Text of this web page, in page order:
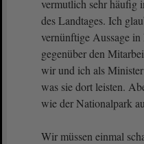
vermutlich sehr häufig
des Landtages. Ich
vernünftige Aussage
gegenüber den
wir und ich als Minister
was sie dort leisten.
wie der Nationalpark
Wir müssen einmal